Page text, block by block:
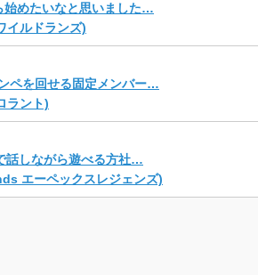
始めたいなと思いました…
イルドランズ)
ペを回せる固定メンバー…
ラント)
しながら遊べる方社…
エーペックスレジェンズ)